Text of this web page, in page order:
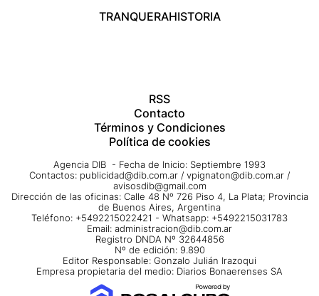
TRANQUERAHISTORIA
RSS
Contacto
Términos y Condiciones
Política de cookies
Agencia DIB - Fecha de Inicio: Septiembre 1993
Contactos: publicidad@dib.com.ar / vpignaton@dib.com.ar /
avisosdib@gmail.com
Dirección de las oficinas: Calle 48 Nº 726 Piso 4, La Plata; Provincia
de Buenos Aires, Argentina
Teléfono: +5492215022421 - Whatsapp: +5492215031783
Email: administracion@dib.com.ar
Registro DNDA Nº 32644856
Nº de edición: 9.890
Editor Responsable: Gonzalo Julián Irazoqui
Empresa propietaria del medio: Diarios Bonaerenses SA